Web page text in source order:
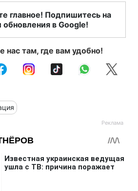
главное! Подпишитесь на
обновления в Google!
нас там, где вам удобно!